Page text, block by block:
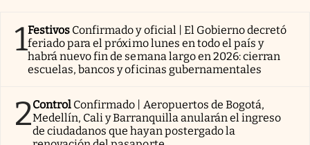
1Festivos Confirmado y oficial | El Gobierno decretó
feriado para el próximo lunes en todo el país y
habrá nuevo fin de semana largo en 2026: cierran
escuelas, bancos y oficinas gubernamentales
2Control Confirmado | Aeropuertos de Bogotá,
Medellín, Cali y Barranquilla anularán el ingreso
de ciudadanos que hayan postergado la